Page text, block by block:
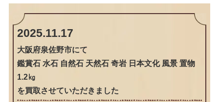
2025.11.17
大阪府泉佐野市にて
鑑賞石 水石 自然石 天然石 奇岩 日本文化 風景 置物
1.2㎏
を買取させていただきました